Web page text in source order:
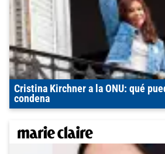
Cristina Kirchner a la ONU: qué
condena